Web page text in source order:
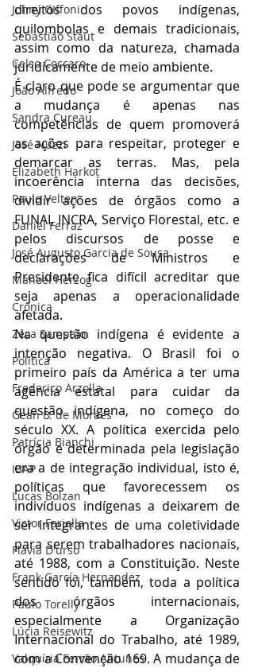
Johny GIffoni
Sebastião Staut
Celso Coccaro
João Alfredo
Sandra Cureau
José Nuzzi
Elizabeth Harkot
Paulo Velten
Daniel Ferraz
José Augusto Garcia de Sousa
Manoel Herzog
Crônica
Zeca Sampaio
Política
Frederico Arzolla
Gean B. de Moraes
Patrícia Bianchi
IBAP
Lucas Bolzan
Victor Farjalla
Flavia D'urso
Frank García Hernandez
Paulo Torelly
Lúcia Reisewitz
Valquíria Ferrão Antunes
direitos dos povos indígenas,
quilombolas e demais tradicionais,
assim como da natureza, chamada
juridicamente de meio ambiente.
É claro que pode se argumentar que
a mudança é apenas nas
competências de quem promoverá
as ações para respeitar, proteger e
demarcar as terras. Mas, pela
incoerência interna das decisões,
dividir ações de órgãos como a
FUNAI, INCRA, Serviço Florestal, etc. e
pelos discursos de posse e
declarações de Ministros e
Presidente fica difícil acreditar que
seja apenas a operacionalidade
afetada.
Na questão indígena é evidente a
intenção negativa. O Brasil foi o
primeiro país da América a ter uma
agência estatal para cuidar da
questão indígena, no começo do
século XX. A política exercida pelo
órgão e determinada pela legislação
era a de integração individual, isto é,
políticas que favorecessem os
indivíduos indígenas a deixarem de
ser integrantes de uma coletividade
para serem trabalhadores nacionais,
até 1988, com a Constituição. Neste
sentido foi, também, toda a política
dos órgãos internacionais,
especialmente a Organização
Internacional do Trabalho, até 1989,
com a Convenção 169. A mudança de